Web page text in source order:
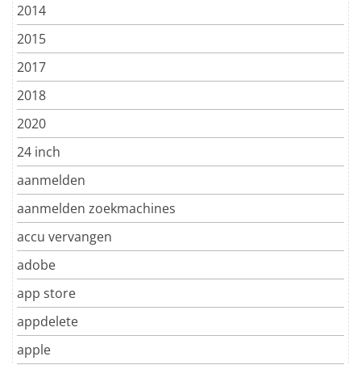
2014
2015
2017
2018
2020
24 inch
aanmelden
aanmelden zoekmachines
accu vervangen
adobe
app store
appdelete
apple